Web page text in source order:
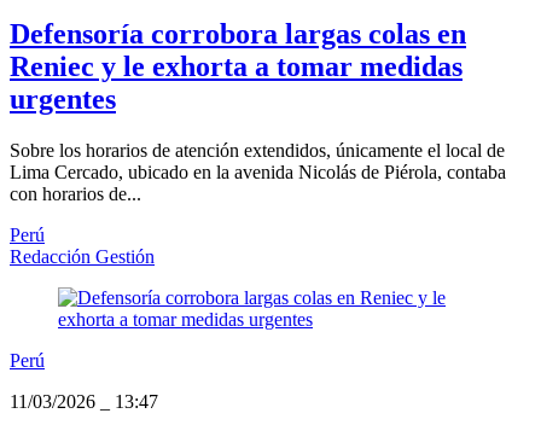
Defensoría corrobora largas colas en
Reniec y le exhorta a tomar medidas
urgentes
Sobre los horarios de atención extendidos, únicamente el local de
Lima Cercado, ubicado en la avenida Nicolás de Piérola, contaba
con horarios de...
Perú
Redacción Gestión
Perú
11/03/2026
13:47